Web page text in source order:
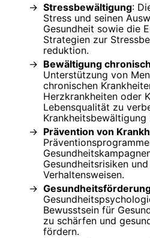
Stressbewältigung:
Stress und seinen
Gesundheit sowie die
Strategien zur
reduktion.
Bewältigung
Unterstützung von
chronischen
Herzkrankheiten oder
Lebensqualität zu
Krankheitsbewältigung
Prävention von
Gesundheitsrisiken
Verhaltensweisen.
Bewusstsein für
zu schärfen und
fördern.